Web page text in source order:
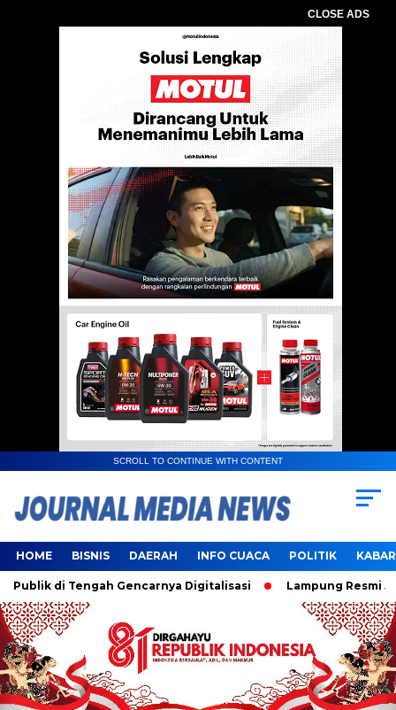
CLOSE ADS
SCROLL TO CONTINUE WITH CONTENT
HOME BISNIS DAERAH INFO CUACA POLITIK
di Tengah Gencarnya Digitalisasi Lampung Resmi Jadi